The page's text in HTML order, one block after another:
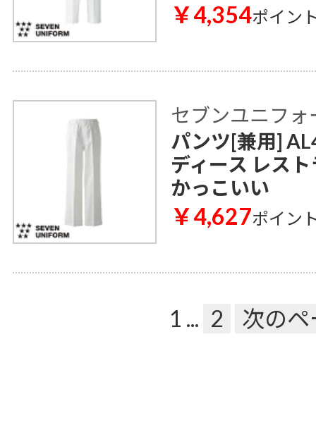
￥4,354ポイン
セブンユニフォ
パンツ[兼用]
ディース レス
かっこいい
￥4,627ポイン
1 ... 2 次のペ